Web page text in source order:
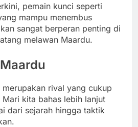
pemain kunci seperti
mampu menembus
sangat berperan penting di
melawan Maardu.
rival yang cukup
kita bahas lebih lanjut
dari sejarah hingga taktik